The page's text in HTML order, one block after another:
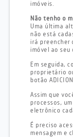
imóveis.
Não tenho o
Uma última
não está
irá preencher
imóvel ao seu
Em seguida,
proprietário
botão
Assim que
processos,
eletrônico
É preciso
mensagem e